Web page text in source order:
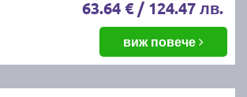
63.64 € / 124.47 лв.
виж повече